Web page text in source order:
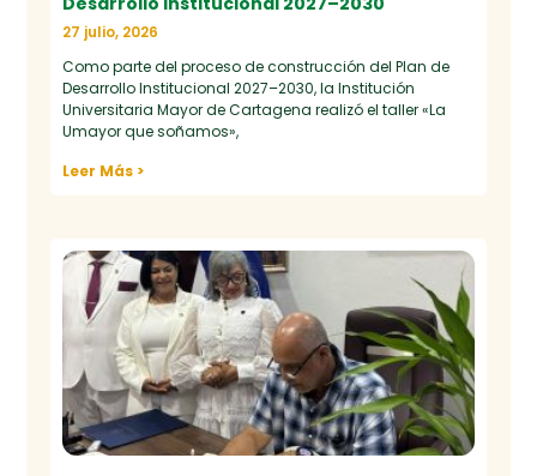
27 julio, 2026
Como parte del proceso de construcción del Plan de
Desarrollo Institucional 2027–2030, la Institución
Universitaria Mayor de Cartagena realizó el taller «La
Umayor que soñamos»,
Leer Más >